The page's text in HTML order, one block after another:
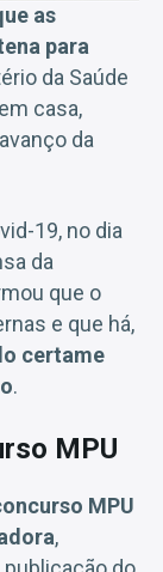
as
para
da Saúde
casa,
da
19, no dia
da
que o
e que há,
certame
.
MPU
MPU
,